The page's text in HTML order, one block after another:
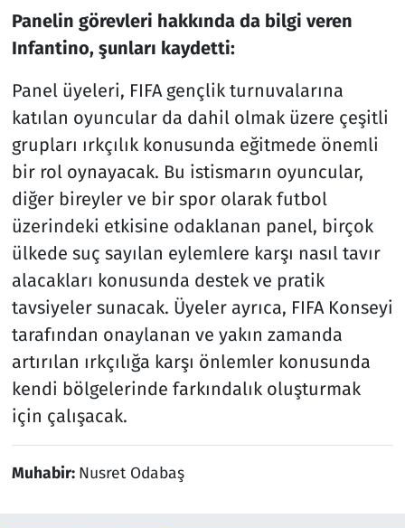
Panelin görevleri hakkında da bilgi veren
Infantino, şunları kaydetti:
Panel üyeleri, FIFA gençlik turnuvalarına
katılan oyuncular da dahil olmak üzere çeşitli
grupları ırkçılık konusunda eğitmede önemli
bir rol oynayacak. Bu istismarın oyuncular,
diğer bireyler ve bir spor olarak futbol
üzerindeki etkisine odaklanan panel, birçok
ülkede suç sayılan eylemlere karşı nasıl tavır
alacakları konusunda destek ve pratik
tavsiyeler sunacak. Üyeler ayrıca, FIFA Konseyi
tarafından onaylanan ve yakın zamanda
artırılan ırkçılığa karşı önlemler konusunda
kendi bölgelerinde farkındalık oluşturmak
için çalışacak.
Muhabir: Nusret Odabaş